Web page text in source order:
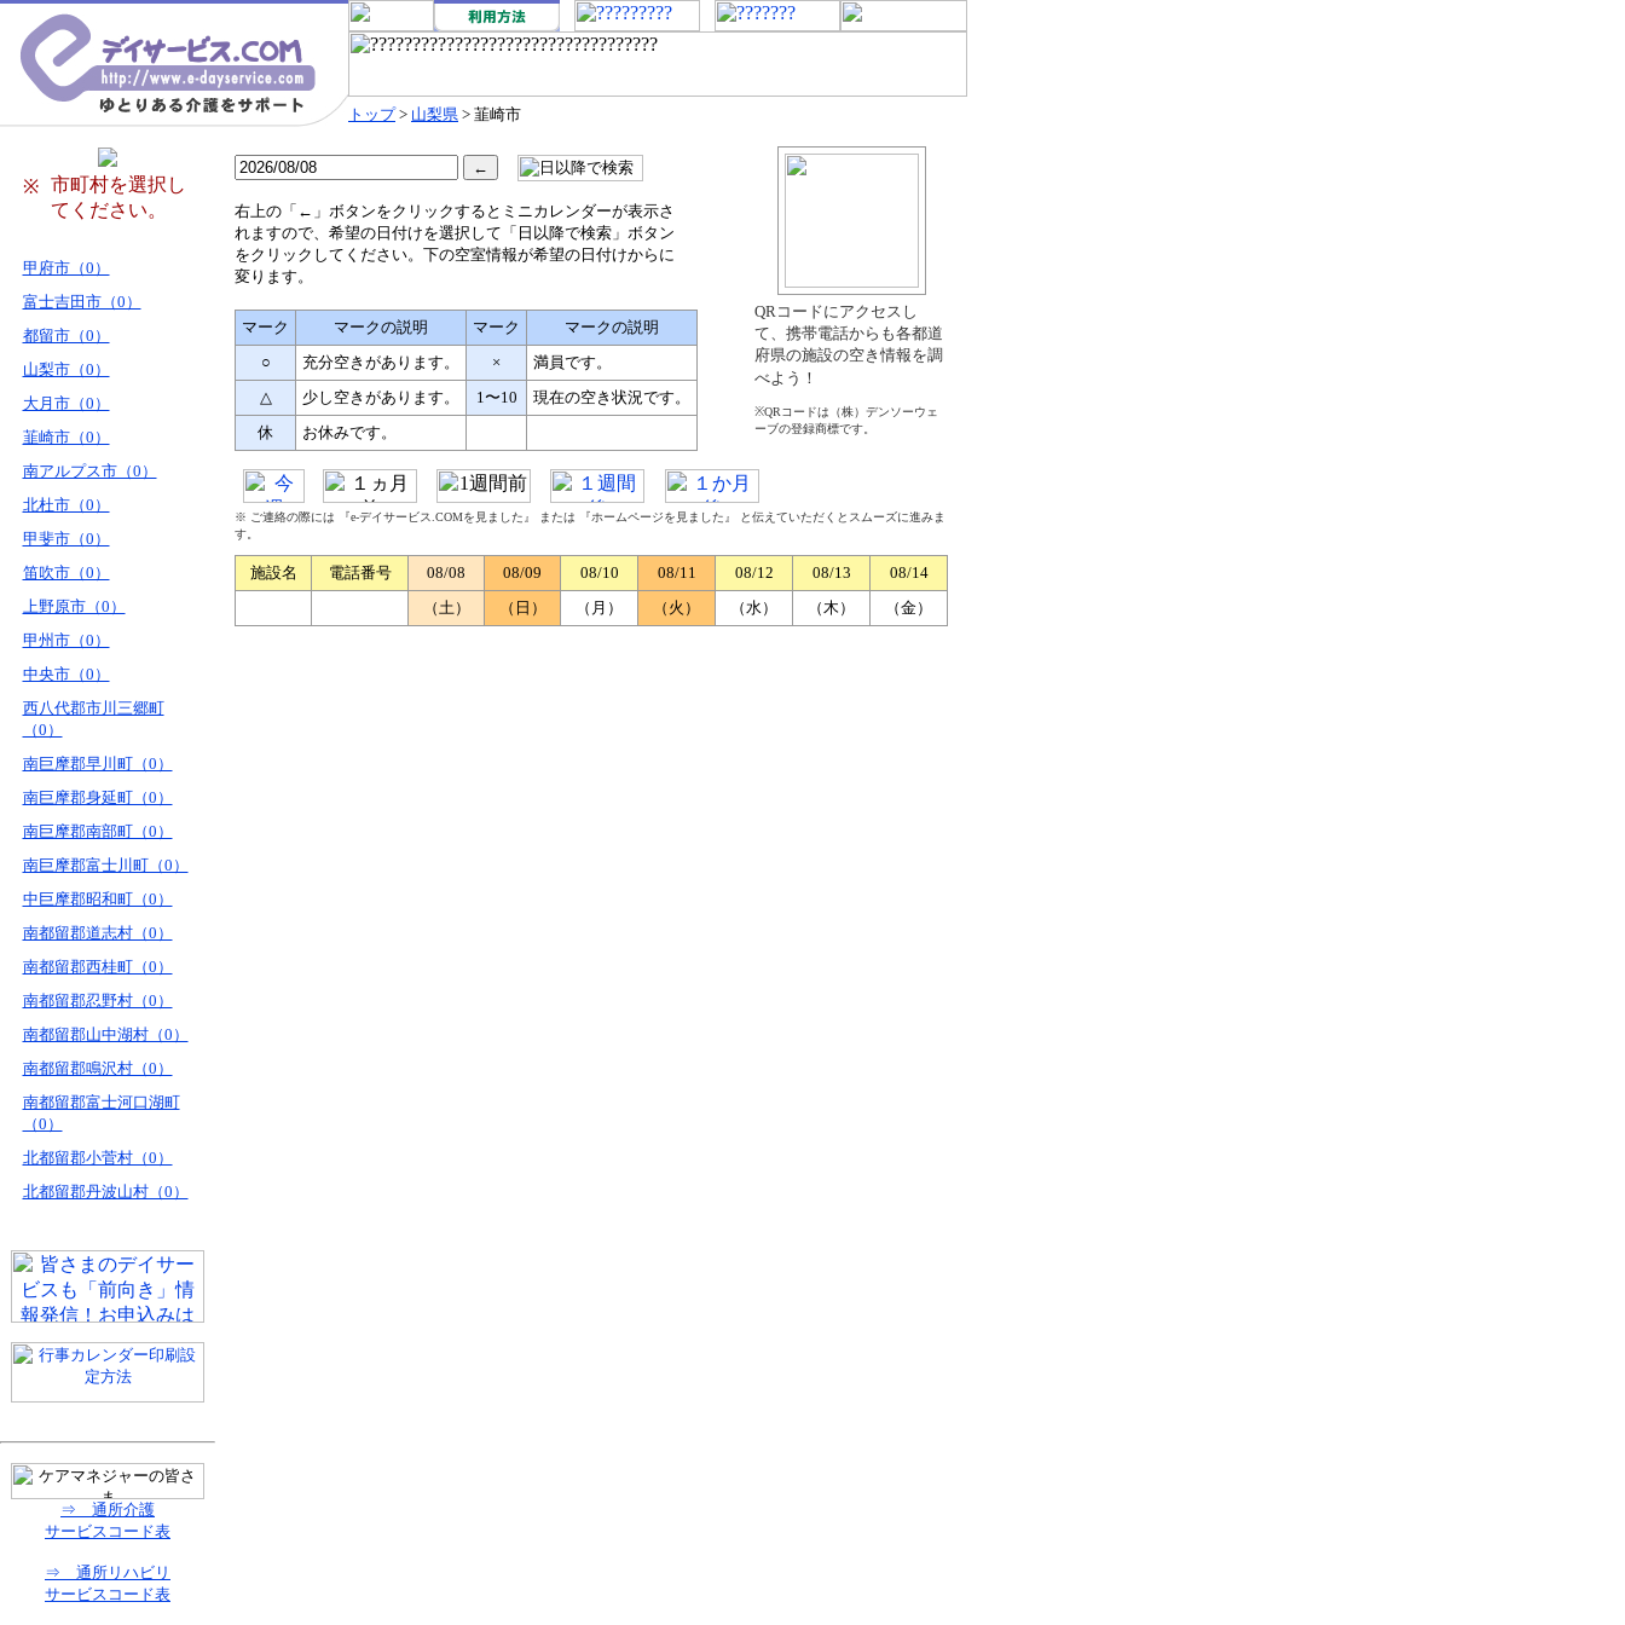
トップ> 山梨県 > 韮崎市
※
市町村を選択し
てください。
甲府市（0）
富士吉田市（0）
都留市（0）
山梨市（0）
大月市（0）
韮崎市（0）
南アルプス市（0）
北杜市（0）
甲斐市（0）
笛吹市（0）
上野原市（0）
甲州市（0）
中央市（0）
西八代郡市川三郷町
（0）
南巨摩郡早川町（0）
南巨摩郡身延町（0）
南巨摩郡南部町（0）
南巨摩郡富士川町（0）
中巨摩郡昭和町（0）
南都留郡道志村（0）
南都留郡西桂町（0）
南都留郡忍野村（0）
南都留郡山中湖村（0）
南都留郡鳴沢村（0）
南都留郡富士河口湖町
（0）
北都留郡小菅村（0）
北都留郡丹波山村（0）
⇒ 通所介護
サービスコード表
⇒ 通所リハビリ
サービスコード表
右上の「←」ボタンをクリックするとミニカレンダーが表示さ
れますので、希望の日付けを選択して「日以降で検索」ボタン
をクリックしてください。下の空室情報が希望の日付けからに
変ります。
マーク マークの説明 マーク
マークの説明
○
充分空きがあります。 ×
満員です。
△
少し空きがあります。 1〜10
現在の空き状況です。
休
お休みです。
QRコードにアクセスし
て、携帯電話からも各都道
府県の施設の空き情報を調
べよう！
※QRコードは（株）デンソーウェ
ーブの登録商標です。
※ ご連絡の際には 『e-デイサービス.COMを見ました』 または 『ホームページを見ました』 と伝えていただくとスムーズに進みま
す。
施設名 電話番号 08/08 08/09 08/10 08/11 08/12 08/13
08/14
（土）
（日） （月） （火） （水） （木） （金）